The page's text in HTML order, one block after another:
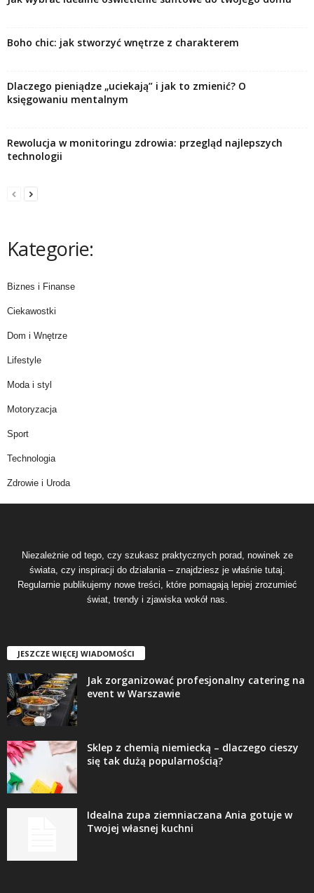
Boho chic: jak stworzyć wnętrze z charakterem
Dlaczego pieniądze „uciekają” i jak to zmienić? O
księgowaniu mentalnym
Rewolucja w monitoringu zdrowia: przegląd najlepszych
technologii
Kategorie:
Biznes i Finanse
Ciekawostki
Dom i Wnętrze
Lifestyle
Moda i styl
Motoryzacja
Sport
Technologia
Zdrowie i Uroda
Niezależnie od tego, czy szukasz praktycznych porad, nowinek ze
świata, czy inspiracji do działania – znajdziesz je właśnie tutaj.
Regularnie publikujemy nowe treści, które pomagają lepiej zrozumieć
świat, trendy i zjawiska wokół nas.
JESZCZE WIĘCEJ WIADOMOŚCI
Jak zorganizować profesjonalny catering na
event w Warszawie
Sklep z chemią niemiecką – dlaczego cieszy
się tak dużą popularnością?
Idealna zupa ziemniaczana Ania gotuje w
Twojej własnej kuchni